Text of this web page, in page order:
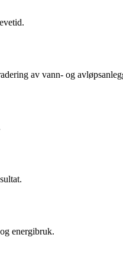
av vann- og
energibruk.